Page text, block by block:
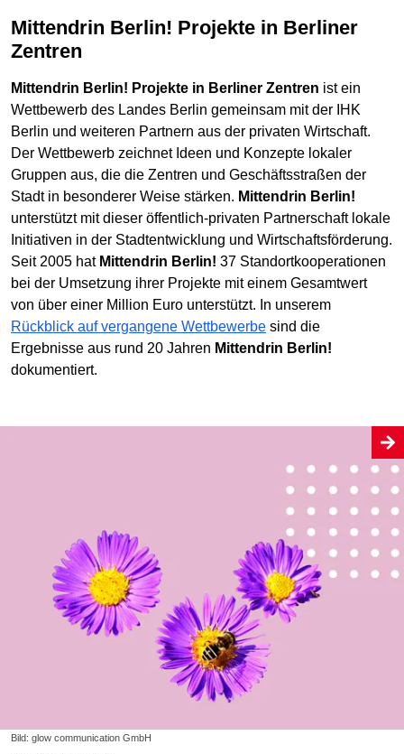
Mittendrin Berlin! Projekte in Berliner
Zentren
Mittendrin Berlin! Projekte in Berliner Zentren ist ein
Wettbewerb des Landes Berlin gemeinsam mit der IHK
Berlin und weiteren Partnern aus der privaten Wirtschaft.
Der Wettbewerb zeichnet Ideen und Konzepte lokaler
Gruppen aus, die die Zentren und Geschäftsstraßen der
Stadt in besonderer Weise stärken. Mittendrin Berlin!
unterstützt mit dieser öffentlich-privaten Partnerschaft lokale
Initiativen in der Stadtentwicklung und Wirtschaftsförderung.
Seit 2005 hat Mittendrin Berlin! 37 Standortkooperationen
bei der Umsetzung ihrer Projekte mit einem Gesamtwert
von über einer Million Euro unterstützt. In unserem
Rückblick auf vergangene Wettbewerbe sind die
Ergebnisse aus rund 20 Jahren Mittendrin Berlin!
dokumentiert.
Bild: glow communication GmbH